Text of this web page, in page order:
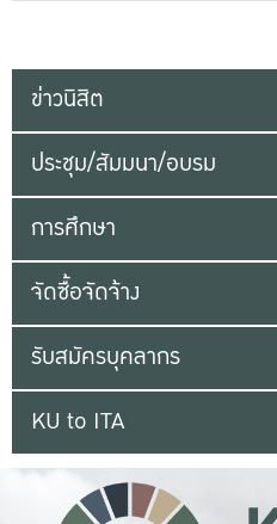
ข่าวนิสิต
ประชุม/สัมมนา/อบรม
การศึกษา
จัดซื้อจัดจ้าง
รับสมัครบุคลากร
KU to ITA